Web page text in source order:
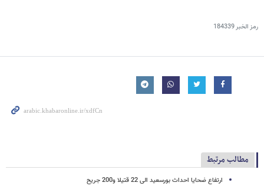
رمز الخبر184339
مطالب مرتبط
ارتفاع ضحایا احداث بورسعید الى 22 قتیلا و200 جریح